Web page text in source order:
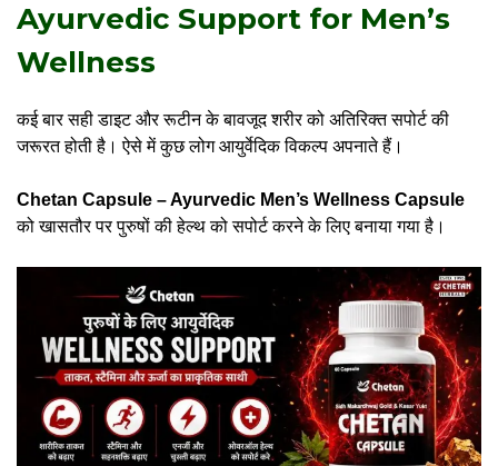
Ayurvedic Support for Men’s
Wellness
कई बार सही डाइट और रूटीन के बावजूद शरीर को अतिरिक्त सपोर्ट की
जरूरत होती है। ऐसे में कुछ लोग आयुर्वेदिक विकल्प अपनाते हैं।
Chetan Capsule –Ayurvedic Men’s Wellness Capsule
को खासतौर पर पुरुषों की हेल्थ को सपोर्ट करने के लिए बनाया गया है।